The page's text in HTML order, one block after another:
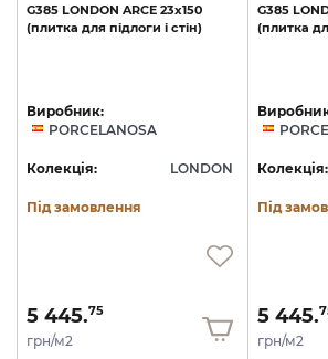
G385 LONDON ARCE 23x150
(плитка для підлоги і стін)
Виробник:
PORCELANOSA
Колекція: LONDON
Під замовлення
5 445.75
грн/м2
G385
(плитка
Колекція:
Під
5 445.
грн/м2